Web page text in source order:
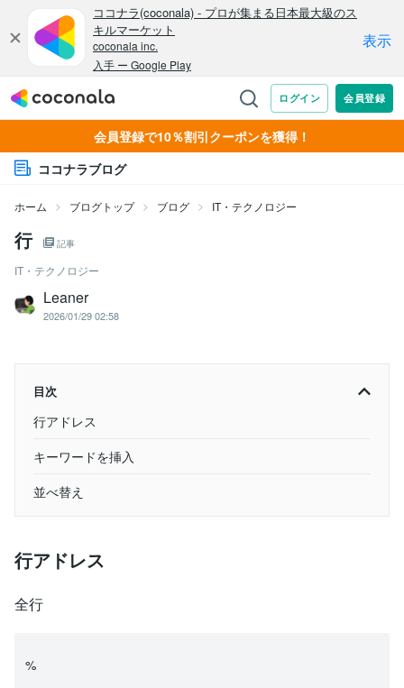
会員登録で10％割引クーポンを獲得！
ココナラブログ
ホーム ブログトップ ブログ IT・テクノロジー
行 記事
IT・テクノロジー
Leaner
2026/01/29 02:58
目次
行アドレス
キーワードを挿入
並べ替え
行アドレス
全行
%